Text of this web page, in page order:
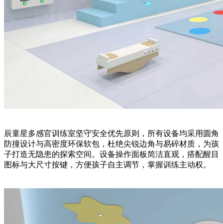
辰童星多感官训练室坚守安全优先原则，所有设备均采用圆角
防撞设计与高密度环保软包，杜绝尖锐边角与易碎材质，为孩
子打造无隐患的探索空间。设备操作面板简洁直观，搭配醒目
图标与大尺寸按键，方便孩子自主调节，掌握训练主动权。